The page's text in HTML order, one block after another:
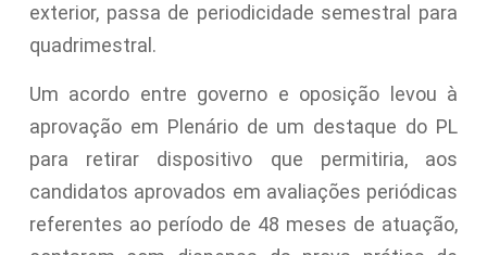
exterior, passa de periodicidade semestral para
quadrimestral.
Um acordo entre governo e oposição levou à
aprovação em Plenário de um destaque do PL
para retirar dispositivo que permitiria, aos
candidatos aprovados em avaliações periódicas
referentes ao período de 48 meses de atuação,